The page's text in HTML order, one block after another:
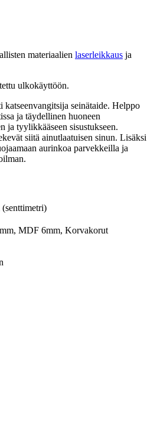
materiaalien laserleikkaus ja
ulkokäyttöön.
katseenvangitsija seinätaide. Helppo
ja täydellinen huoneen
ja tyylikkääseen sisustukseen.
siitä ainutlaatuisen sinun. Lisäksi
aurinkoa parvekkeilla ja
MDF 6mm, Korvakorut